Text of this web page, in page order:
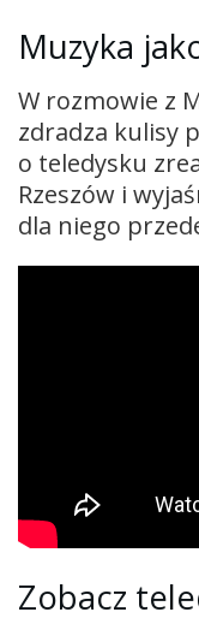
Muzyka
W rozmowie z
zdradza kulisy
o teledysku
Rzeszów i
dla niego
Zobacz